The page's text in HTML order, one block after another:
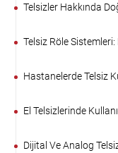
Telsizler Hakkında
Telsiz Röle
Hastanelerde Telsiz
El Telsizlerinde
Dijital Ve Analog